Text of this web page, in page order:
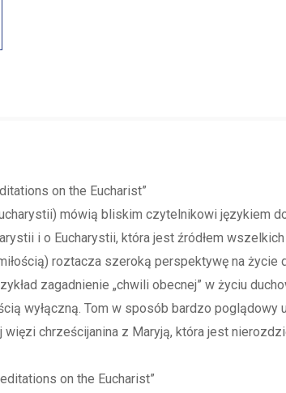
on the Eucharist”
mówią bliskim czytelnikowi językiem
i o Eucharystii, która jest źródłem
roztacza szeroką perspektywę na
zagadnienie „chwili obecnej” w życiu
wyłączną. Tom w sposób bardzo poglądowy
chrześcijanina z Maryją, która jest
on the Eucharist”